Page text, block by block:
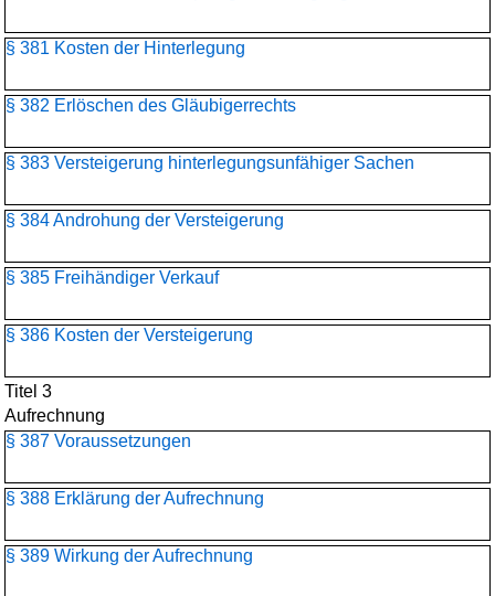
§ 381 Kosten der Hinterlegung
§ 382 Erlöschen des Gläubigerrechts
§ 383 Versteigerung hinterlegungsunfähiger Sachen
§ 384 Androhung der Versteigerung
§ 385 Freihändiger Verkauf
§ 386 Kosten der Versteigerung
Titel 3
Aufrechnung
§ 387 Voraussetzungen
§ 388 Erklärung der Aufrechnung
§ 389 Wirkung der Aufrechnung